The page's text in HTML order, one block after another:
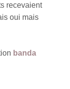
recevaient
oui mais
banda